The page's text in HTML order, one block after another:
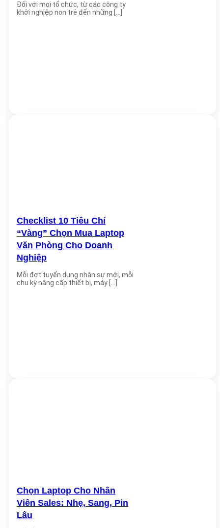
Đối với mọi tổ chức, từ các công ty
khởi nghiệp non trẻ đến những [...]
Checklist 10 Tiêu Chí
“Vàng” Chọn Mua Laptop
Văn Phòng Cho Doanh
Nghiệp
Mỗi đợt tuyển dụng nhân sự mới, mỗi
chu kỳ nâng cấp thiết bị, máy [...]
Chọn Laptop Cho Nhân
Viên Sales: Nhẹ, Sang, Pin
Lâu